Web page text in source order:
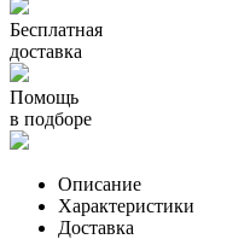
Бесплатная
доставка
Помощь
в подборе
Описание
Характеристики
Доставка